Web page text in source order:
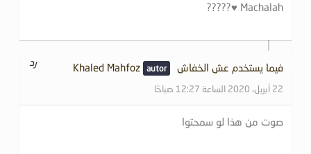
Machalah ♥️?????
فيما يستخدم عش الخفاشKhaled Mahfoz
22 أبريل، 2020 الساعة 12:27 صباحًا
رد
صوت من هذا لو سمحتوا